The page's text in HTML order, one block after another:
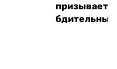
призывает